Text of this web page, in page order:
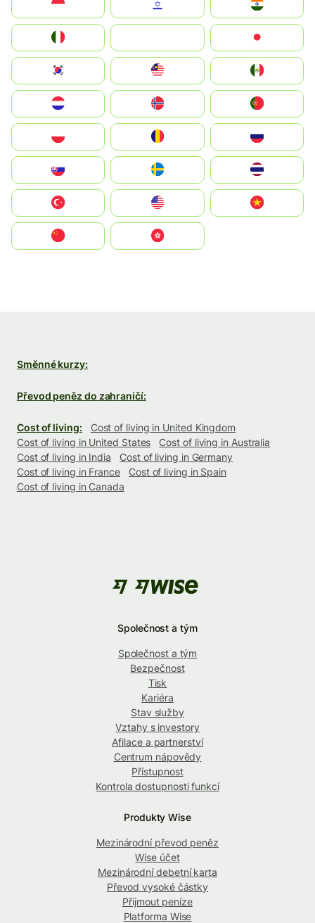
South Korea
United States
中國香港特別行政區
Směnné kurzy:
Převod peněz do zahraničí:
Cost of living:
Cost of living in United Kingdom
Cost of living in United States
Cost of living in Australia
Cost of living in India
Cost of living in Germany
Cost of living in France
Cost of living in Spain
Cost of living in Canada
Společnost a tým
Společnost a tým
Bezpečnost
Tisk
Kariéra
Stav služby
Vztahy s investory
Afilace a partnerství
Centrum nápovědy
Přístupnost
Kontrola dostupnosti funkcí
Produkty Wise
Mezinárodní převod peněz
Wise účet
Mezinárodní debetní karta
Převod vysoké částky
Přijmout peníze
Platforma Wise